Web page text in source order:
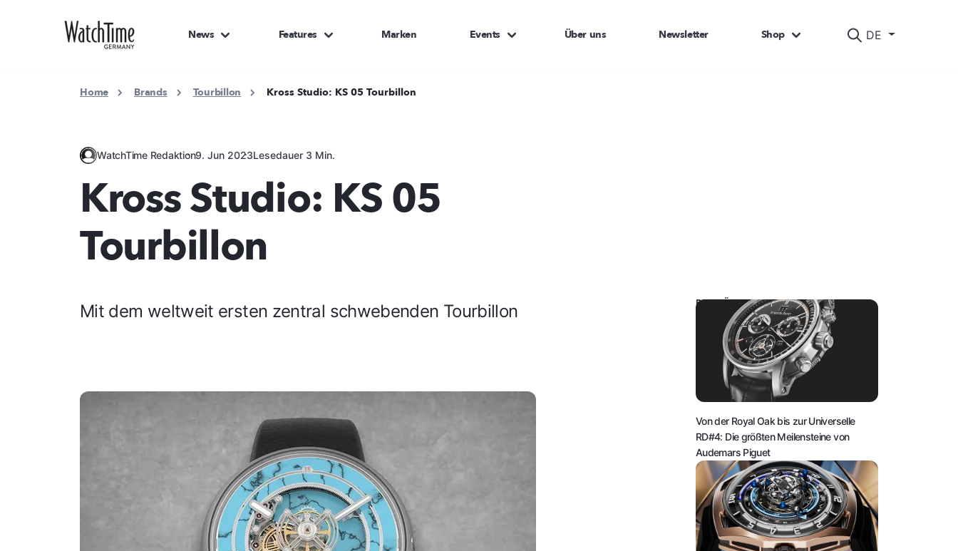
DE
News Features Marken Events Über uns Newsletter Shop
Home Brands Tourbillon Kross Studio: KS 05 Tourbillon
WatchTime Redaktion9. Jun 2023Lesedauer 3 Min.
Kross Studio: KS 05
Tourbillon
Mit dem weltweit ersten zentral schwebenden Tourbillon DAS KÖNNTE SIE AUCH INTERESSIEREN:
Von der Royal Oak bis zur Universelle
RD#4: Die größten Meilensteine von
Audemars Piguet